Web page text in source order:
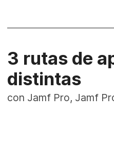
3 rutas de
distintas
con Jamf Pro, Jamf